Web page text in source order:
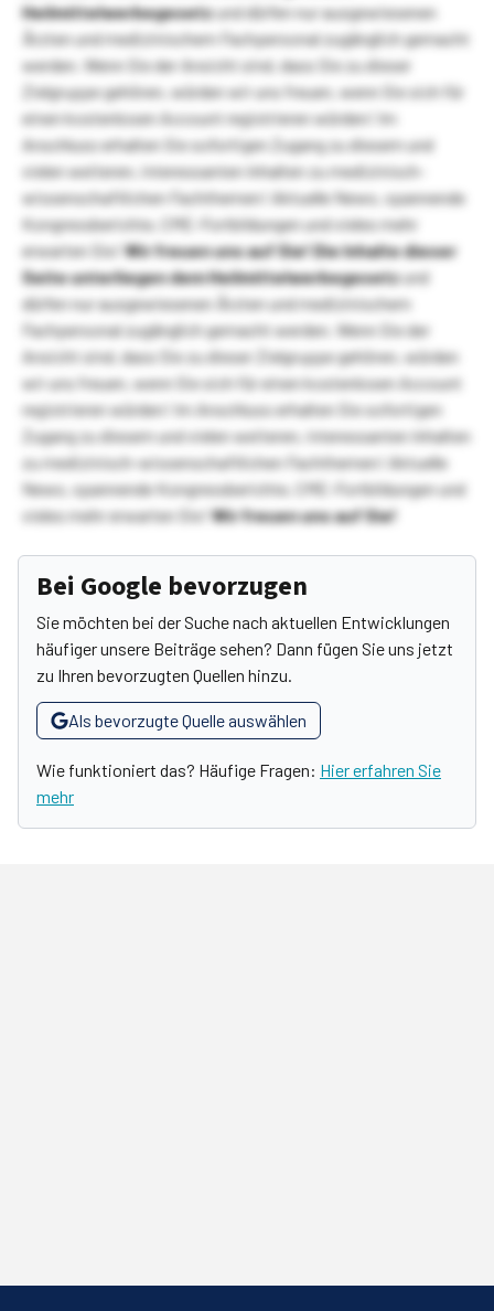
Heilmittelwerbegesetzund dürfen nur ausgewiesenen
Ärzten und medizinischem Fachpersonal zugänglich gemacht
werden. Wenn Sie der Ansicht sind, dass Sie zu dieser
Zielgruppe gehören, würden wir uns freuen, wenn Sie sich für
einen kostenlosen Account registrieren würden! Im
Anschluss erhalten Sie sofortigen Zugang zu diesem und
vielen weiteren, interessanten Inhalten zu medizinisch-
wissenschaftlichen Fachthemen! Aktuelle News, spannende
Kongressberichte, CME-Fortbildungen und vieles mehr
erwarten Sie!Wir freuen uns auf Sie!Die Inhalte dieser
Seite unterliegen dem Heilmittelwerbegesetzund
dürfen nur ausgewiesenen Ärzten und medizinischem
Fachpersonal zugänglich gemacht werden. Wenn Sie der
Ansicht sind, dass Sie zu dieser Zielgruppe gehören, würden
wir uns freuen, wenn Sie sich für einen kostenlosen Account
registrieren würden! Im Anschluss erhalten Sie sofortigen
Zugang zu diesem und vielen weiteren, interessanten Inhalten
zu medizinisch-wissenschaftlichen Fachthemen! Aktuelle
News, spannende Kongressberichte, CME-Fortbildungen und
vieles mehr erwarten Sie!Wir freuen uns auf Sie!
Bei Google bevorzugen
Sie möchten bei der Suche nach aktuellen Entwicklungen
häufiger unsere Beiträge sehen? Dann fügen Sie uns jetzt
zu Ihren bevorzugten Quellen hinzu.
Als bevorzugte Quelle auswählen
Wie funktioniert das? Häufige Fragen: Hier erfahren Sie
mehr